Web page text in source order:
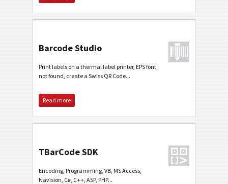
Barcode Studio
Print labels on a thermal label printer, EPS font
not found, create a Swiss QR Code...
Read more
TBarCode SDK
Encoding, Programming, VB, MS Access,
Navision, C#, C++, ASP, PHP...